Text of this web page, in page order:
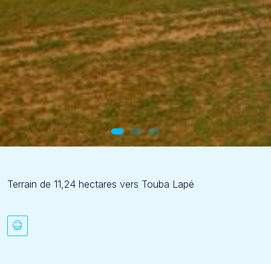
Terrain de 11,24 hectares vers Touba Lapé